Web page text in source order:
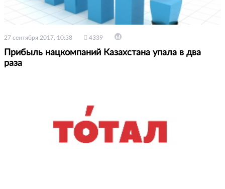
27 сентября 2017, 10:38 4339
Прибыль нацкомпаний Казахстана упала в два
раза